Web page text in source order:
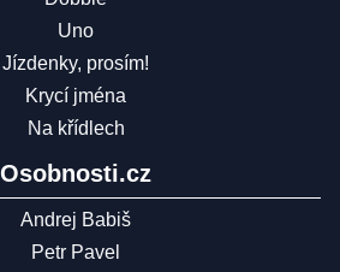
Uno
Jízdenky, prosím!
Krycí jména
Na křídlech
Osobnosti.cz
Andrej Babiš
Petr Pavel